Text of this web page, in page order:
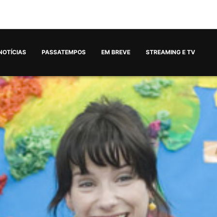
PASSATEMPOS EM BREVE STREAMING E TV